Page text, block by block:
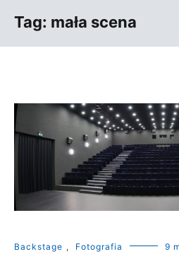
Tag: mała scena
Backstage , Fotografia 9